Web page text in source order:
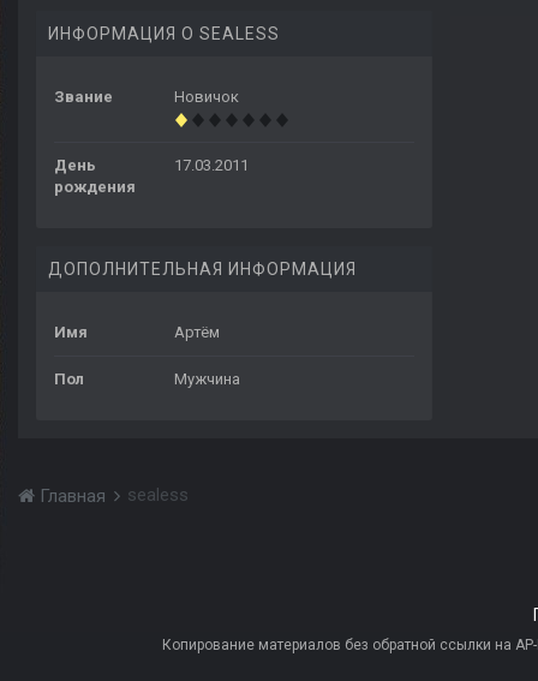
ИНФОРМАЦИЯ О SEALESS
Звание Новичок
День
рождения
17.03.2011
ДОПОЛНИТЕЛЬНАЯ ИНФОРМАЦИЯ
Имя Артём
Пол Мужчина
Главная sealess
Копирование материалов без обратной ссылки на